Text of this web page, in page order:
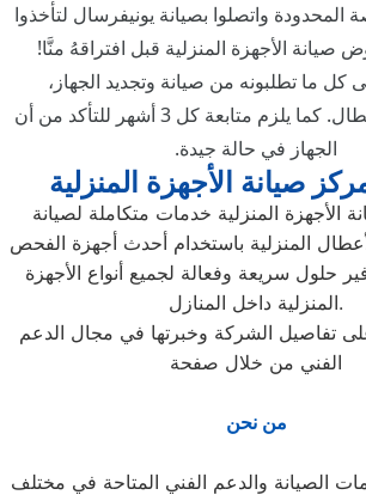
المحدودة واتصلوا بصيانة يونيفرسال لتأخذوا
الأجهزة المنزلية قبل افتراقهُ منَّا!
كل ما تطلبونه من صيانة وتجديد الجهاز،
وإصلاح جميع الأعطال. كما يلزم متابعة كل 3 أشهر للتأكد من أن
الجهاز في حالة جيدة.
صيانة الأجهزة المنزلية
الأجهزة المنزلية خدمات متكاملة لصيانة
المنزلية باستخدام أحدث أجهزة الفحص
حلول سريعة وفعالة لجميع أنواع الأجهزة
المنزلية داخل المنازل.
تفاصيل الشركة وخبرتها في مجال الدعم
الفني من خلال صفحة
من نحن
الصيانة والدعم الفني المتاحة في مختلف